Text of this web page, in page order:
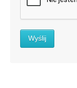
Wyślij